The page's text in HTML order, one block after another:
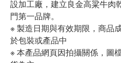
設加工廠，建立良金高粱牛肉
門第一品牌。
※ 製造日期與有效期限，商品
於包裝或產品中
※ 本產品網頁因拍攝關係，圖